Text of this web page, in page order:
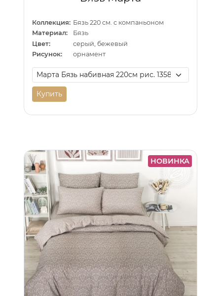
Коллекция: Бязь 220 см. с компаньоном
Материал:
Бязь
Цвет:
серый, бежевый
Рисунок:
орнамент
Купить
НОВИНКА